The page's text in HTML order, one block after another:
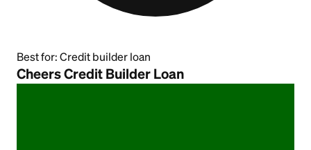
Best for: Credit builder loan
Cheers Credit Builder Loan